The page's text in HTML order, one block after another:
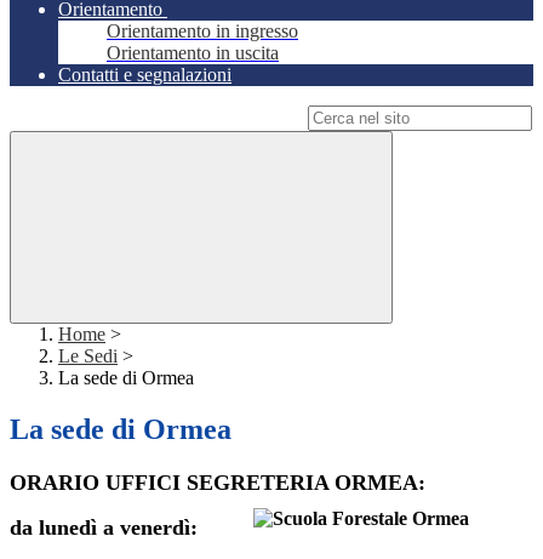
Orientamento
Orientamento in ingresso
Orientamento in uscita
Contatti e segnalazioni
Home >
Le Sedi >
La sede di Ormea
La sede di Ormea
ORARIO UFFICI SEGRETERIA ORMEA:
da lunedì a venerdì: